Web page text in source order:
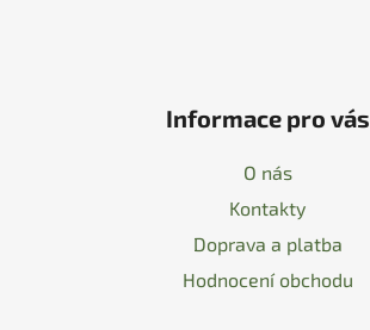
Informace pro vás
O nás
Kontakty
Doprava a platba
Hodnocení obchodu